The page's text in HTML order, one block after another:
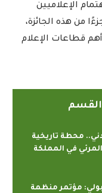
الإعلاميين
من هذه الجائزة،
أهم قطاعات الإعلام
القسم
محطة تاريخية
في المملكة
مؤتمر منظمة